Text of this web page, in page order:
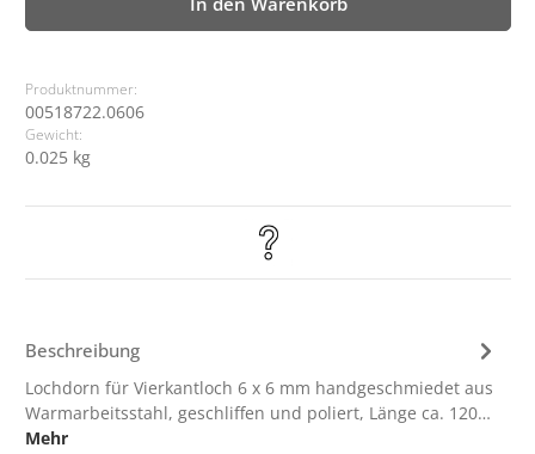
Produktnummer:
00518722.0606
Gewicht:
0.025 kg
Beschreibung
Lochdorn für Vierkantloch 6 x 6 mm handgeschmiedet aus
Warmarbeitsstahl, geschliffen und poliert, Länge ca. 120…
Mehr